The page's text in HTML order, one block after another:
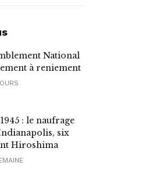
National
à reniement
: le naufrage
Indianapolis, six
Hiroshima